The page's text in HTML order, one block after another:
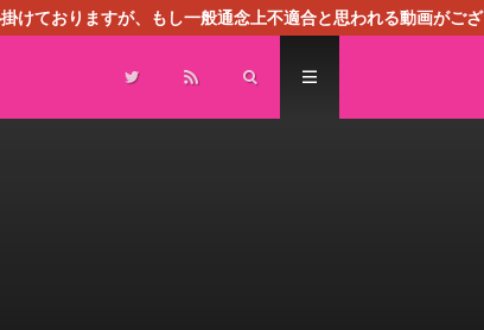
けておりますが、もし一般通念上不適合と思われる動画がござ